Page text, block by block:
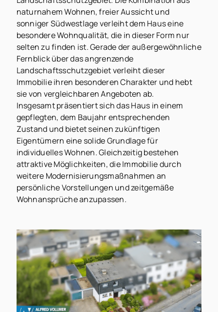
naturnahem Wohnen, freier Aussicht und
sonniger Südwestlage verleiht dem Haus eine
besondere Wohnqualität, die in dieser Form nur
selten zu finden ist. Gerade der außergewöhnliche
Fernblick über das angrenzende
Landschaftsschutzgebiet verleiht dieser
Immobilie ihren besonderen Charakter und hebt
sie von vergleichbaren Angeboten ab.
Insgesamt präsentiert sich das Haus in einem
gepflegten, dem Baujahr entsprechenden
Zustand und bietet seinen zukünftigen
Eigentümern eine solide Grundlage für
individuelles Wohnen. Gleichzeitig bestehen
attraktive Möglichkeiten, die Immobilie durch
weitere Modernisierungsmaßnahmen an
persönliche Vorstellungen und zeitgemäße
Wohnansprüche anzupassen.